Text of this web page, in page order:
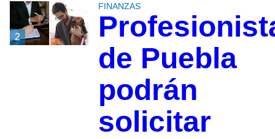
2
FINANZAS
de Puebla
podrán
solicitar